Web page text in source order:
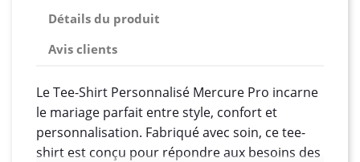
Détails du produit
Avis clients
Le Tee-Shirt Personnalisé Mercure Pro incarne
le mariage parfait entre style, confort et
personnalisation. Fabriqué avec soin, ce tee-
shirt est conçu pour répondre aux besoins des